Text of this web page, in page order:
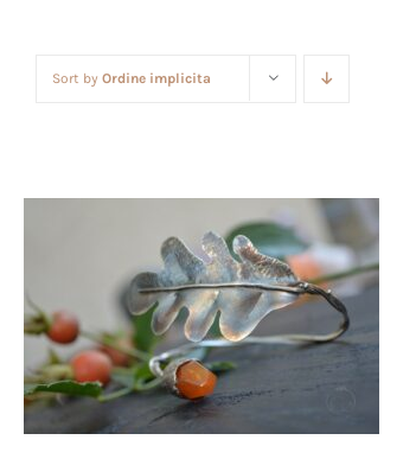
Sort by Ordine implicita